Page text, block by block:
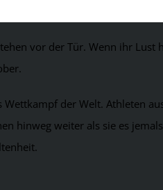
vor der Tür. Wenn ihr
der Welt. Athleten
hinweg weiter als sie es